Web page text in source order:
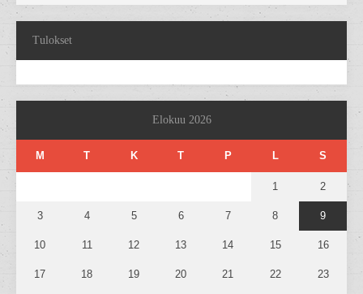
Tulokset
Elokuu 2026
M T K T P L S
1 2
3 4 5 6 7 8 9
10 11 12 13 14 15 16
17 18 19 20 21 22 23